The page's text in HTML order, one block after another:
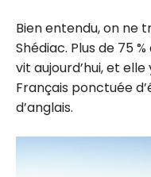
Bien entendu, on ne
Shédiac. Plus de 75
vit aujourd’hui, et
Français ponctuée
d’anglais.